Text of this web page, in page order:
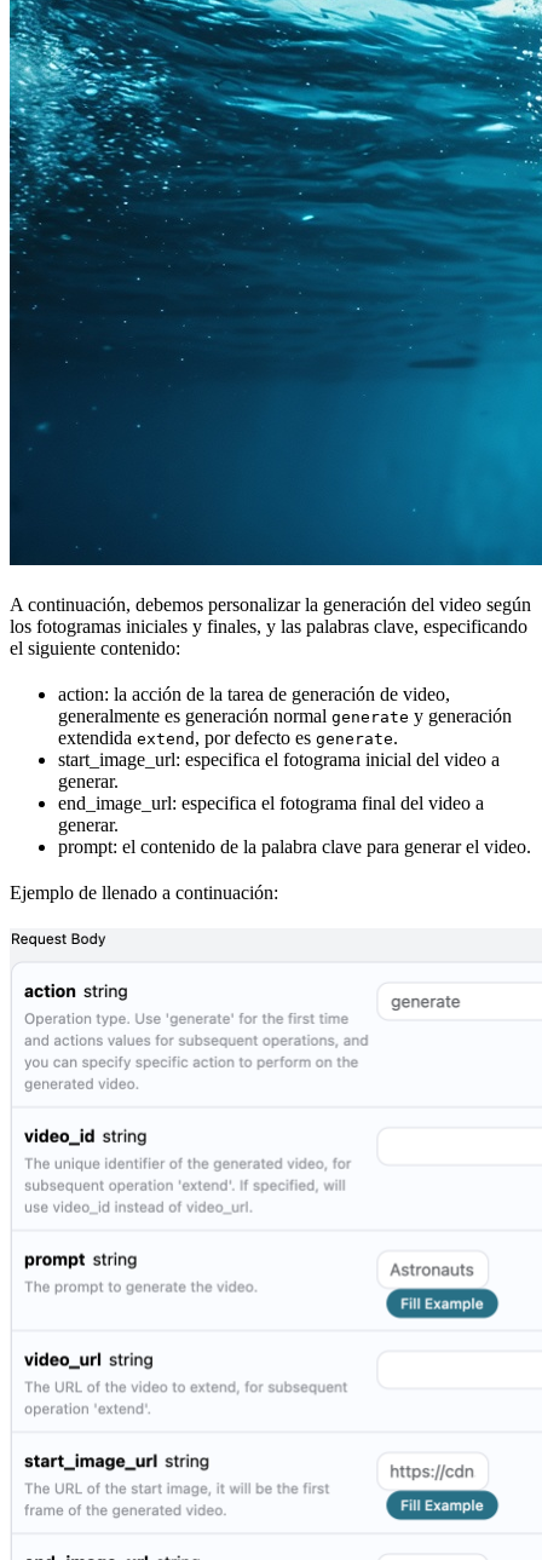
A continuación, debemos personalizar la generación del video según
los fotogramas iniciales y finales, y las palabras clave, especificando
el siguiente contenido:
action: la acción de la tarea de generación de video,
generalmente es generación normal generate y generación
extendida extend , por defecto es generate.
start_image_url: especifica el fotograma inicial del video a
generar.
end_image_url: especifica el fotograma final del video a
generar.
prompt: el contenido de la palabra clave para generar el video.
Ejemplo de llenado a continuación: